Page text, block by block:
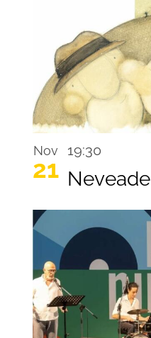
Nov
21
19:30
Neveade